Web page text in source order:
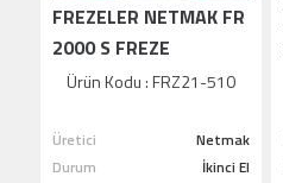
FREZELER NETMAK FR
2000 S FREZE
MAKİNASI
Ürün Kodu : FRZ21-510
Üretici
Netmak
Durum
İkinci El